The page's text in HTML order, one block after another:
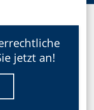
jetzt an!